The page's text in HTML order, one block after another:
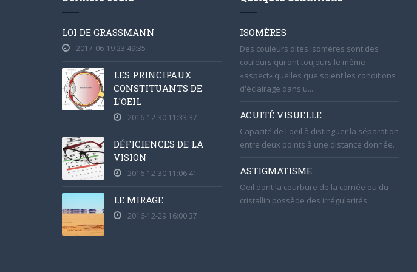
LOI DE GRASSMANN
2017-06-19 23:49:35
LES PRINCIPAUX
CONSTITUANTS DE
L'OEIL
2016-12-30 11:33:37
DÉFICIENCES DE LA
VISION
2016-12-30 11:06:41
LE MIRAGE
2016-12-29 16:00:37
ISOMÈRES
Des couleurs dites isomères sont des
couleurs qui ont toujours le même
«aspect» quelles que soient les conditions
d'éclairage dans u...
ACUITÉ VISUELLE
Capacité de l'oeil à distinguer la séparation
entre deux points à une distance donnée.
ASTIGMATISME
Oeil dont la courbure de la cornée ou du
cristallin possède des irrégularités.